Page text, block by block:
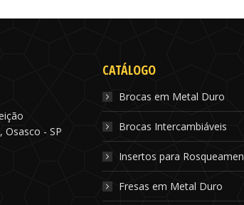
Osasco - SP
CATÁLOGO
Brocas em Metal Duro
Brocas Intercambiáveis
Insertos para
Fresas em Metal Duro